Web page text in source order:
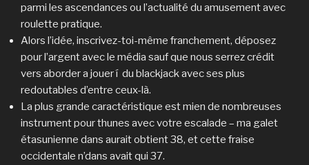
parmi les ascendances ou l’actualité du amusement avec
roulette pratique.
Alors l’idée, inscrivez-toi-même franchement, déposez
pour l’argent avec le média sauf que nous serrez crédit
vers aborder a jouer í du blackjack avec ses plus
redoutables d’entre ceux-là.
La plus grande caractéristique est mien de nombreuses
instrument pour thunes avec votre escalade – ma galet
étasunienne dans aurait obtient 38, et cette fraise
occidentale n’dans avait qui 37.